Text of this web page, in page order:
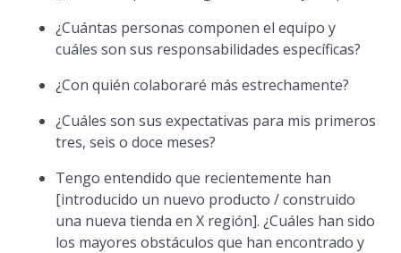
¿Cuántas personas componen el equipo y
cuáles son sus responsabilidades específicas?
¿Con quién colaboraré más estrechamente?
¿Cuáles son sus expectativas para mis primeros
tres, seis o doce meses?
Tengo entendido que recientemente han
[introducido un nuevo producto / construido
una nueva tienda en X región]. ¿Cuáles han sido
los mayores obstáculos que han encontrado y